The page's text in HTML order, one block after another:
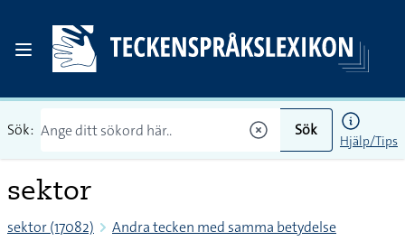
Sök: Sök
Hjälp/Tips
sektor
sektor (17082) Andra tecken med samma betydelse